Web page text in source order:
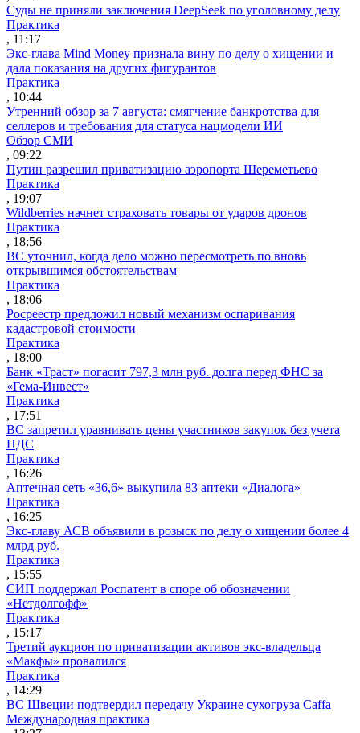
Суды не приняли заключения DeepSeek по уголовному делу
Практика
, 11:17
Экс-глава Mind Money признала вину по делу о хищении и
дала показания на других фигурантов
Практика
, 10:44
Утренний обзор за 7 августа: смягчение банкротства для
селлеров и требования для статуса нацмодели ИИ
Обзор СМИ
, 09:22
Путин разрешил приватизацию аэропорта Шереметьево
Практика
, 19:07
Wildberries начнет страховать товары от ударов дронов
Практика
, 18:56
ВС уточнил, когда дело можно пересмотреть по вновь
открывшимся обстоятельствам
Практика
, 18:06
Росреестр предложил новый механизм оспаривания
кадастровой стоимости
Практика
, 18:00
Банк «Траст» погасит 797,3 млн руб. долга перед ФНС за
«Гема-Инвест»
Практика
, 17:51
ВС запретил уравнивать цены участников закупок без учета
НДС
Практика
, 16:26
Аптечная сеть «36,6» выкупила 83 аптеки «Диалога»
Практика
, 16:25
Экс-главу АСВ объявили в розыск по делу о хищении более 4
млрд руб.
Практика
, 15:55
СИП поддержал Роспатент в споре об обозначении
«Нетдолгофф»
Практика
, 15:17
Третий аукцион по приватизации активов экс-владельца
«Макфы» провалился
Практика
, 14:29
ВС Швеции подтвердил передачу Украине сухогруза Caffa
Международная практика